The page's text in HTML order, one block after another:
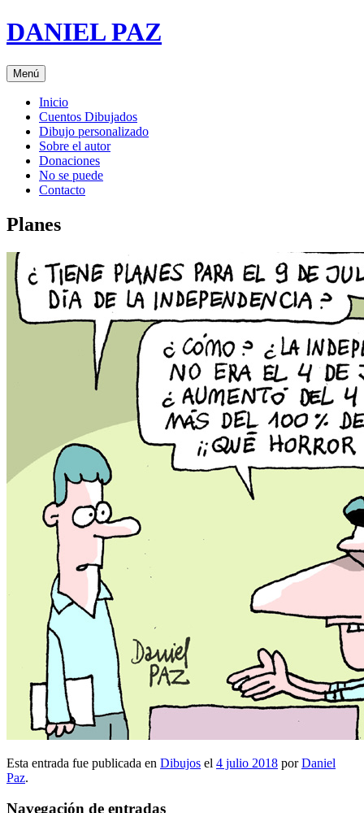
Saltar
al
DANIEL PAZ
Menú
Inicio
Cuentos Dibujados
Dibujo personalizado
Sobre el autor
Donaciones
No se puede
Contacto
Planes
Esta entrada fue publicada en Dibujos el 4 julio 2018 porDaniel
Paz.
Navegación de entradas